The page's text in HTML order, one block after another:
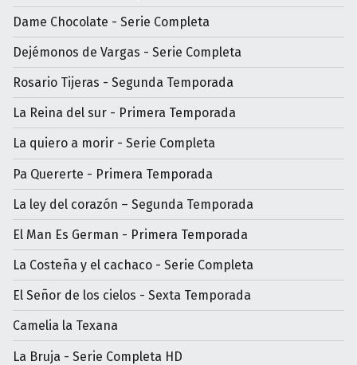
Dame Chocolate - Serie Completa
Dejémonos de Vargas - Serie Completa
Rosario Tijeras - Segunda Temporada
La Reina del sur - Primera Temporada
La quiero a morir - Serie Completa
Pa Quererte - Primera Temporada
La ley del corazón – Segunda Temporada
El Man Es German - Primera Temporada
La Costeña y el cachaco - Serie Completa
El Señor de los cielos - Sexta Temporada
Camelia la Texana
La Bruja - Serie Completa HD